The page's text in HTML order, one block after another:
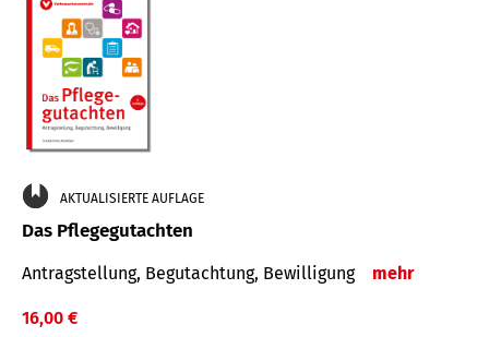
AKTUALISIERTE AUFLAGE
Das Pflegegutachten
Antragstellung, Begutachtung, Bewilligung mehr
16,00 €